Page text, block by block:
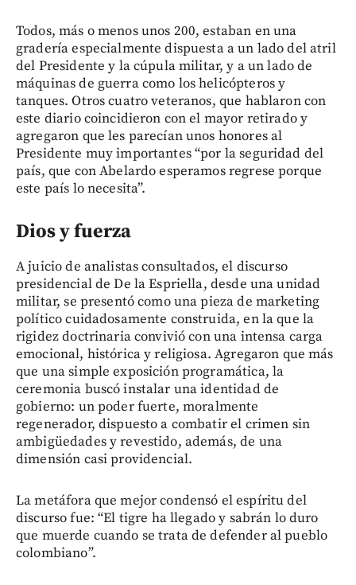
Todos, más o menos unos 200, estaban en una
gradería especialmente dispuesta a un lado del atril
del Presidente y la cúpula militar, y a un lado de
máquinas de guerra como los helicópteros y
tanques. Otros cuatro veteranos, que hablaron con
este diario coincidieron con el mayor retirado y
agregaron que les parecían unos honores al
Presidente muy importantes “por la seguridad del
país, que con Abelardo esperamos regrese porque
este país lo necesita”.
Dios y fuerza
A juicio de analistas consultados, el discurso
presidencial de De la Espriella, desde una unidad
militar, se presentó como una pieza de marketing
político cuidadosamente construida, en la que la
rigidez doctrinaria convivió con una intensa carga
emocional, histórica y religiosa. Agregaron que más
que una simple exposición programática, la
ceremonia buscó instalar una identidad de
gobierno: un poder fuerte, moralmente
regenerador, dispuesto a combatir el crimen sin
ambigüedades y revestido, además, de una
dimensión casi providencial.
La metáfora que mejor condensó el espíritu del
discurso fue: “El tigre ha llegado y sabrán lo duro
que muerde cuando se trata de defender al pueblo
colombiano”.